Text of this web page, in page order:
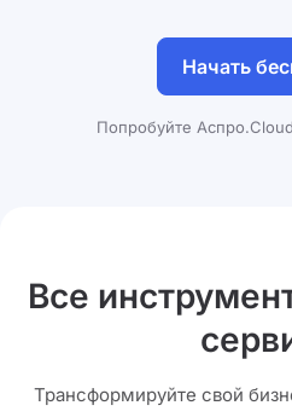
Начать
Попробуйте
Все
Трансформируйте свой